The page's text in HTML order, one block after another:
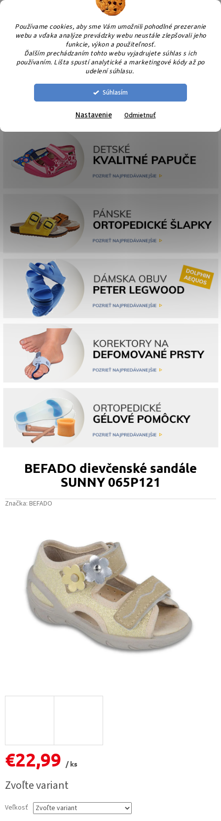
Používame cookies, aby sme Vám umožnili pohodlné prezeranie
webu a vďaka analýze prevádzky webu neustále zlepšovali jeho
funkcie, výkon a použiteľnosť.
Ďalším prechádzaním tohto webu vyjadrujete súhlas s ich
používaním. Lišta spustí analytické a marketingové kódy až po
udelení súhlasu.
Súhlasím
Nastavenie Odmietnuť
Prejsť
obsah
BEFADO dievčenské sandále
SUNNY 065P121
Značka: BEFADO
€22,99
/ ks
cena:
Zvoľte variant
Veľkosť